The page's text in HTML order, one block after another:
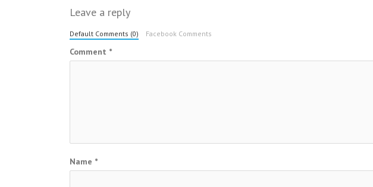
Leave a reply
Default Comments (0) Facebook Comments
Comment *
Name *